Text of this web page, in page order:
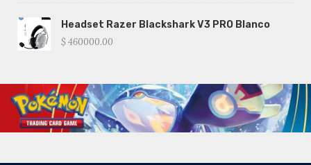
Headset Razer Blackshark V3 PRO Blanco
$ 460000.00